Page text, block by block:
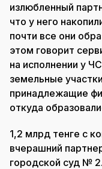
излюбленный
что у него
почти все они
этом говорит
на исполнении у
земельные
принадлежащие
откуда
1,2 млрд тенге с
вчерашний
городской суд №